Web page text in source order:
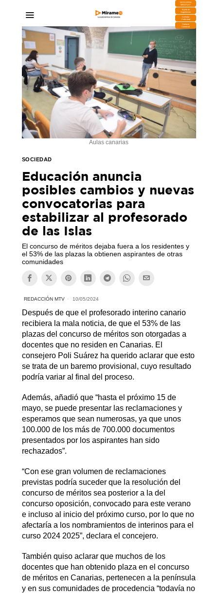
DESCARGA
MIRAPLAY
Buzón de
Sugerencias
Contratar
Publicidad
Contacto
Comercial
Aulas canarias
SOCIEDAD
Educación anuncia
posibles cambios y nuevas
convocatorias para
estabilizar al profesorado
de las Islas
El concurso de méritos dejaba fuera a los residentes y
el 53% de las plazas la obtienen aspirantes de otras
comunidades
REDACCIÓN MTV 10/05/2024
Después de que el profesorado interino canario
recibiera la mala noticia, de que el 53% de las
plazas del concurso de méritos son otorgadas a
docentes que no residen en Canarias. El
consejero Poli Suárez ha querido aclarar que esto
se trata de un baremo provisional, cuyo resultado
podría variar al final del proceso.
Además, añadió que “hasta el próximo 15 de
mayo, se puede presentar las reclamaciones y
esperamos que sean numerosas, ya que unos
100.000 de los más de 700.000 documentos
presentados por los aspirantes han sido
rechazados”.
“Con ese gran volumen de reclamaciones
previstas podría suceder que la resolución del
concurso de méritos sea posterior a la del
concurso oposición, convocado para este verano
e incluso al inicio del próximo curso, por lo que no
afectaría a los nombramientos de interinos para el
curso 2024 2025”, declara el concejero.
También quiso aclarar que muchos de los
docentes que han obtenido plaza en el concurso
de méritos en Canarias, pertenecen a la península
y en sus comunidades de procedencia “todavía no